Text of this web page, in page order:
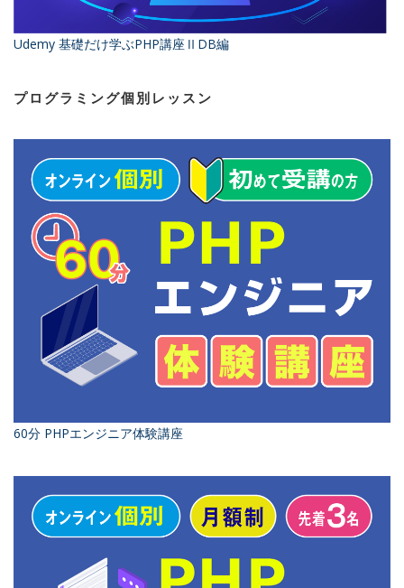
Udemy 基礎だけ学ぶPHP講座ⅡDB編
プログラミング個別レッスン
60分 PHPエンジニア体験講座